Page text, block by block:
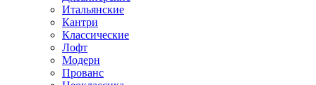
Итальянские
Кантри
Классические
Лофт
Модерн
Прованс